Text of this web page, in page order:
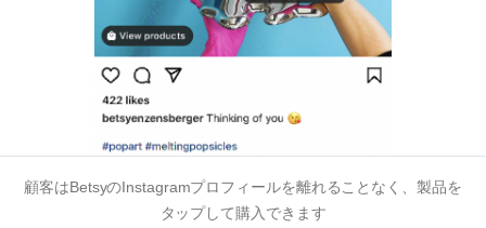
顧客はBetsyのInstagramプロフィールを離れることなく、製品を
タップして購入できます